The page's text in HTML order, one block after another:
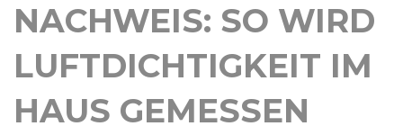
NACHWEIS: SO WIRD
LUFTDICHTIGKEIT IM
HAUS GEMESSEN